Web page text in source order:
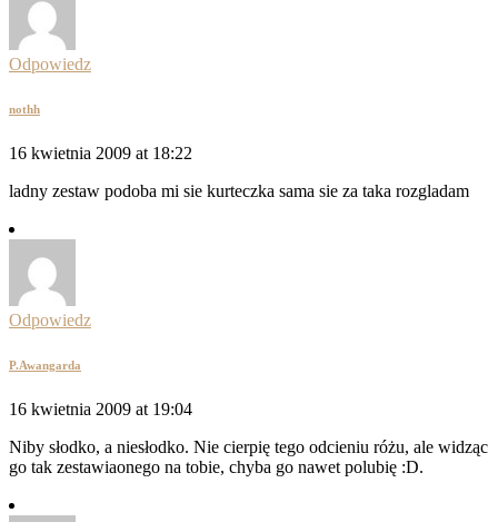
Odpowiedz
nothh
16 kwietnia 2009 at 18:22
ladny zestaw podoba mi sie kurteczka sama sie za taka rozgladam
Odpowiedz
P.Awangarda
16 kwietnia 2009 at 19:04
Niby słodko, a niesłodko. Nie cierpię tego odcieniu różu, ale widząc
go tak zestawiaonego na tobie, chyba go nawet polubię :D.